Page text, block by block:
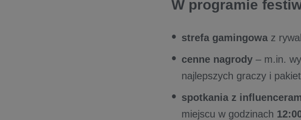
W programie
strefa gamingowa z
cenne nagrody – m.in.
najlepszych graczy i
spotkania z
miejscu w godzinach